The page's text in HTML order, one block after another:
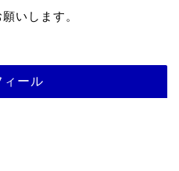
いします。
ィール